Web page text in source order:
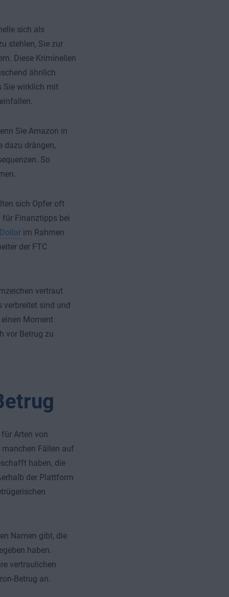
sich als
stehlen, Sie zur
Diese Kriminellen
ähnlich
Sie wirklich mit
Sie Amazon in
dazu drängen,
So
sich Opfer oft
für Finanztipps bei
im Rahmen
der FTC
vertraut
verbreitet sind und
Moment
vor Betrug zu
Arten von
manchen Fällen auf
haben, die
der Plattform
Namen gibt, die
haben.
vertraulichen
Betrug an.